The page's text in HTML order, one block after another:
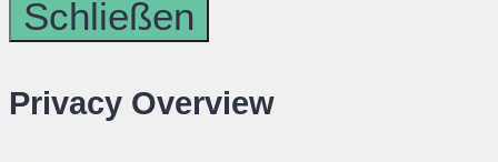
Schließen
Privacy Overview